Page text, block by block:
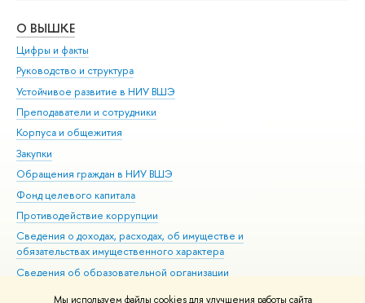
Мы используем файлы cookies для улучшения работы сайта
О ВЫШКЕ
Цифры и факты
Руководство и структура
Устойчивое развитие в НИУ ВШЭ
Преподаватели и сотрудники
Корпуса и общежития
Закупки
Обращения граждан в НИУ ВШЭ
Фонд целевого капитала
Противодействие коррупции
Сведения о доходах, расходах, об имуществе и
обязательствах имущественного характера
Сведения об образовательной организации
Людям с ограниченными возможностями здоровья